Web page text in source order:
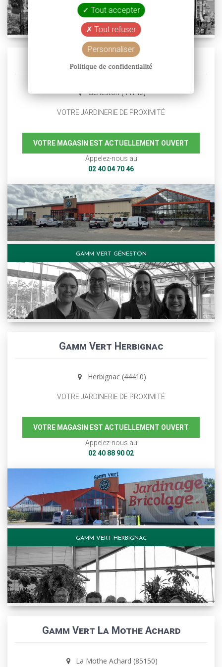
Gamm Vert Géneston
Geneston (44140)
VOTRE JARDINERIE DE PROXIMITÉ
VOTRE MAGASIN EST ACTUELLEMENT OUVERT
Appelez-nous au
02 40 04 70 46
GAMM VERT GÉNESTON
Gamm Vert Herbignac
Herbignac (44410)
VOTRE JARDINERIE DE PROXIMITÉ
VOTRE MAGASIN EST ACTUELLEMENT OUVERT
Appelez-nous au
02 40 88 90 02
GAMM VERT HERBIGNAC
Gamm Vert La Mothe Achard
La Mothe Achard (85150)
Tout accepter
Tout refuser
Personnaliser
Politique de confidentialité